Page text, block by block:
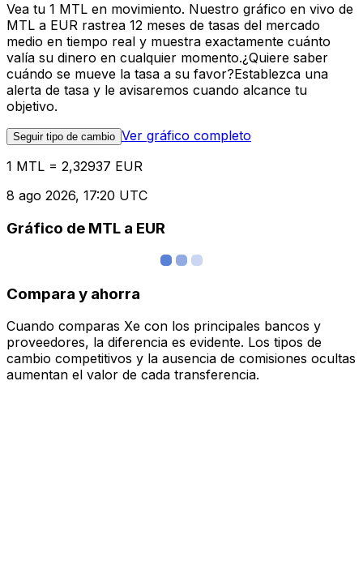
Vea tu 1 MTL en movimiento. Nuestro gráfico en vivo de
MTL a EUR rastrea 12 meses de tasas del mercado
medio en tiempo real y muestra exactamente cuánto
valía su dinero en cualquier momento.¿Quiere saber
cuándo se mueve la tasa a su favor?Establezca una
alerta de tasa y le avisaremos cuando alcance tu
objetivo.
Seguir tipo de cambio Ver gráfico completo
1 MTL = 2,32937 EUR
8 ago 2026, 17:20 UTC
Gráfico de MTL a EUR
Compara y ahorra
Cuando comparas Xe con los principales bancos y
proveedores, la diferencia es evidente. Los tipos de
cambio competitivos y la ausencia de comisiones ocultas
aumentan el valor de cada transferencia.